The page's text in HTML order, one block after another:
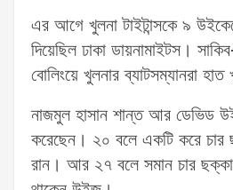
এর আগে খুলনা টাইটান্সকে ৯
দিয়েছিল ঢাকা ডায়নামাইটস।
বোলিংয়ে খুলনার ব্যাটসম্যানরা
নাজমুল হাসান শান্ত আর ডেভিড
করেছেন। ২০ বলে একটি করে
রান। আর ২৭ বলে সমান চার